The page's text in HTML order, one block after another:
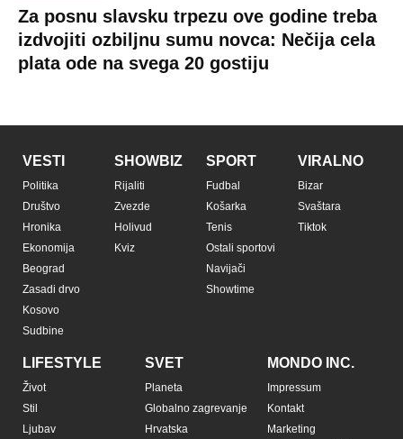
Za posnu slavsku trpezu ove godine treba
izdvojiti ozbiljnu sumu novca: Nečija cela
plata ode na svega 20 gostiju
VESTI
Politika
Društvo
Hronika
Ekonomija
Beograd
Zasadi drvo
Kosovo
Sudbine
SHOWBIZ
Rijaliti
Zvezde
Holivud
Kviz
SPORT
Fudbal
Košarka
Tenis
Ostali sportovi
Navijači
Showtime
VIRALNO
Bizar
Svaštara
Tiktok
LIFESTYLE
Život
Stil
Ljubav
SVET
Planeta
Globalno zagrevanje
Hrvatska
MONDO INC.
Impressum
Kontakt
Marketing